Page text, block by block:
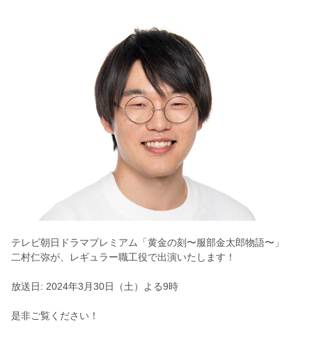
テレビ朝日ドラマプレミアム「黄金の刻〜服部金太郎物語〜」
二村仁弥が、レギュラー職工役で出演いたします！
放送日: 2024年3月30日（土）よる9時
是非ご覧ください！